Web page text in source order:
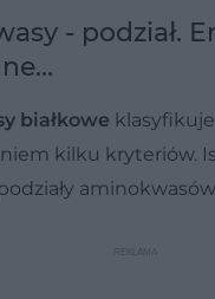
- podział.
białkowe
kilku kryteriów.